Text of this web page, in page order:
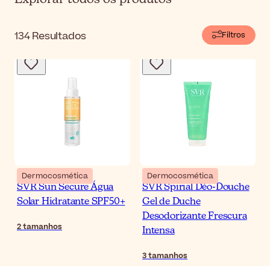
134Resultados Filtros
Dermocosmética
SVR Sun Secure Água
Solar Hidratante SPF50+
2tamanhos
Dermocosmética
SVR Spirial Déo-Douche
Gel de Duche
Desodorizante Frescura
Intensa
3tamanhos